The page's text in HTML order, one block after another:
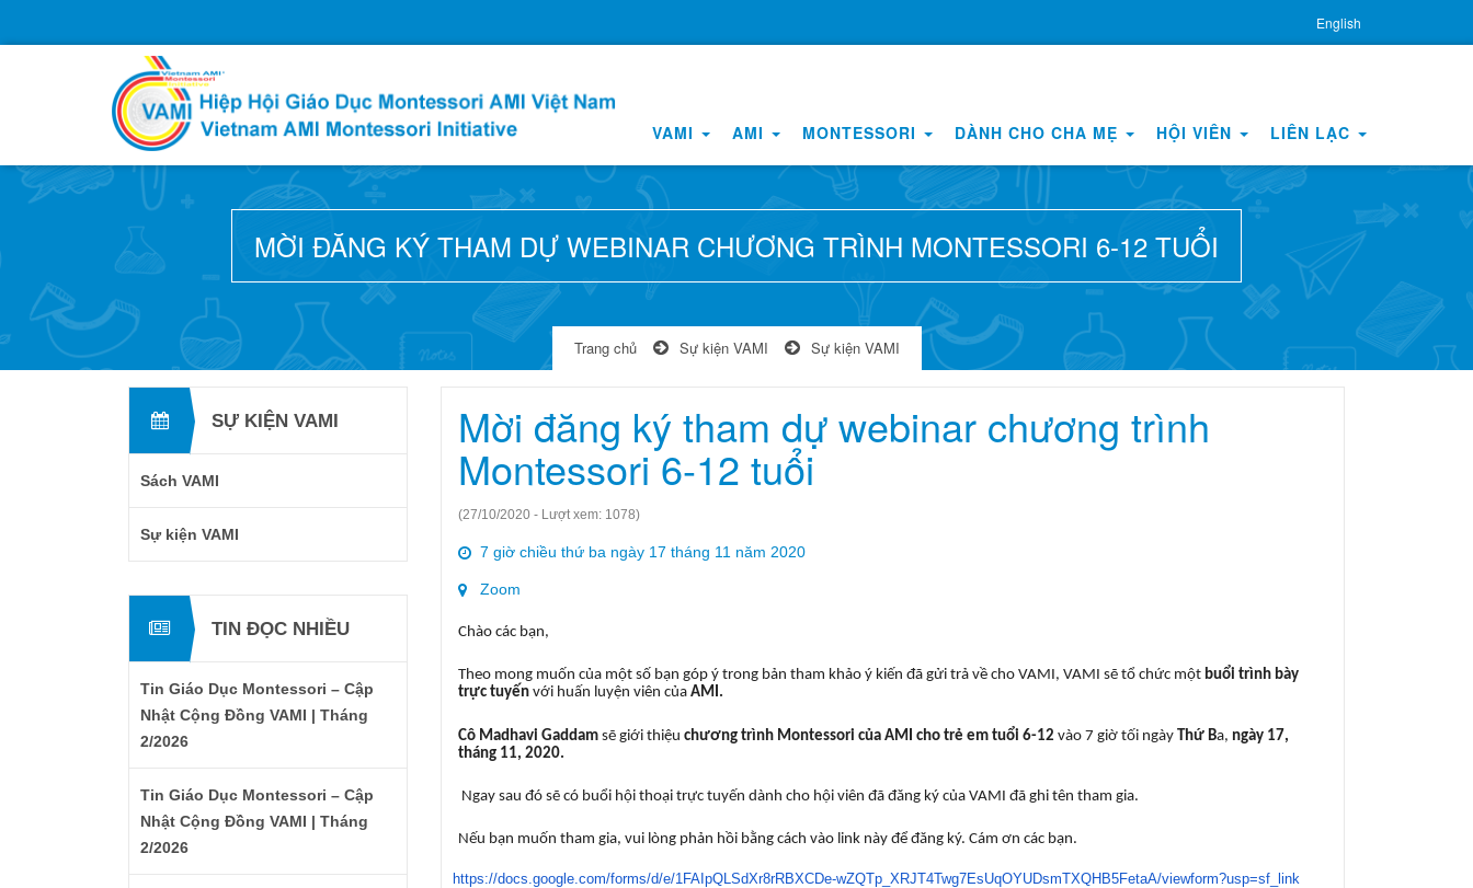
English
VAMI AMI MONTESSORI DÀNH CHO CHA MẸ HỘI VIÊN LIÊN LẠC
MỜI ĐĂNG KÝ THAM DỰ WEBINAR CHƯƠNG TRÌNH MONTESSORI 6-12 TUỔI
Trang chủ Sự kiện VAMI Sự kiện VAMI
Mời đăng ký tham dự webinar chương trình
Montessori 6-12 tuổi
(27/10/2020 - Lượt xem: 1078)
7 giờ chiều thứ ba ngày 17 tháng 11 năm 2020
Zoom
Chào các bạn,
Theo mong muốn của một số bạn góp ý trong bản tham khảo ý kiến đã gửi trả về cho VAMI, VAMI sẽ tổ chức một buổi trình bày
trực tuyến với huấn luyện viên của AMI.
Cô Madhavi Gaddam sẽ giới thiệu chương trình Montessori của AMI cho trẻ em tuổi 6-12 vào 7 giờ tối ngày Thứ Ba, ngày 17,
tháng 11, 2020.
Ngay sau đó sẽ có buổi hội thoại trực tuyến dành cho hội viên đã đăng ký của VAMI đã ghi tên tham gia.
Nếu bạn muốn tham gia, vui lòng phản hồi bằng cách vào link này để đăng ký. Cám ơn các bạn.
https://docs.google.com/forms/d/e/1FAIpQLSdXr8rRBXCDe-wZQTp_ XRJT4Twg7EsUqOYUDsmTXQHB5FetaA/viewform?usp=sf_link
SỰ KIỆN VAMI
Sách VAMI
Sự kiện VAMI
TIN ĐỌC NHIỀU
Tin Giáo Dục Montessori – Cập
Nhật Cộng Đồng VAMI | Tháng
2/2026
Tin Giáo Dục Montessori – Cập
Nhật Cộng Đồng VAMI | Tháng
2/2026